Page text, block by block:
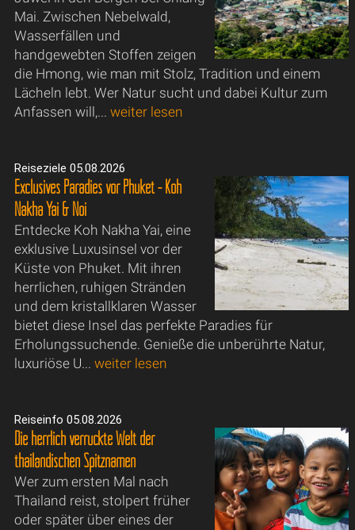
Mai. Zwischen Nebelwald,
Wasserfällen und
handgewebten Stoffen zeigen
die Hmong, wie man mit Stolz, Tradition und einem
Lächeln lebt. Wer Natur sucht und dabei Kultur zum
Anfassen will,... weiter lesen
Reiseziele 05.08.2026
Exclusives Paradies vor Phuket - Koh
Nakha Yai & Noi
Entdecke Koh Nakha Yai, eine
exklusive Luxusinsel vor der
Küste von Phuket. Mit ihren
herrlichen, ruhigen Stränden
und dem kristallklaren Wasser
bietet diese Insel das perfekte Paradies für
Erholungssuchende. Genieße die unberührte Natur,
luxuriöse U... weiter lesen
Reiseinfo 05.08.2026
Die herrlich verrückte Welt der
thailändischen Spitznamen
Wer zum ersten Mal nach
Thailand reist, stolpert früher
oder später über eines der